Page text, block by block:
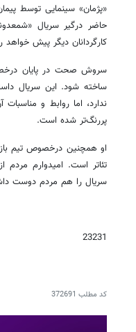
«پژمان» سینمایی توسط
حاضر درگیر سریال
کارگردانان دیگر پیش
ساخته شود. این سریال
ندارد، اما روابط و
پررنگ‌تر شده است.
او همچنین درخصوص تیم
تئاتر است. امیدوارم
سریال را هم مردم دوست
23231
کد مطلب 372691